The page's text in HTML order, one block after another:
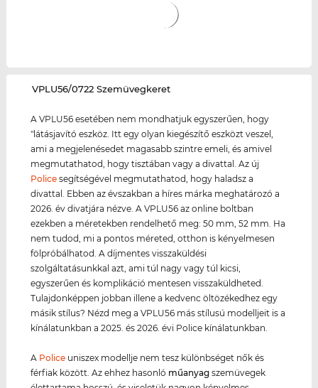
‌VPLU56/0722 Szemüvegkeret
A VPLU56 esetében nem mondhatjuk egyszerűen, hogy
"látásjavító eszköz. Itt egy olyan kiegészítő eszközt veszel,
ami a megjelenésedet magasabb szintre emeli, és amivel
megmutathatod, hogy tisztában vagy a divattal. Az új
Police segítségével megmutathatod, hogy haladsz a
divattal. Ebben az évszakban a híres márka meghatározó a
2026. év divatjára nézve. A VPLU56 az online boltban
ezekben a méretekben rendelhető meg: 50 mm, 52 mm. Ha
nem tudod, mi a pontos méreted, otthon is kényelmesen
fölpróbálhatod. A díjmentes visszaküldési
szolgáltatásunkkal azt, ami túl nagy vagy túl kicsi,
egyszerűen és komplikáció mentesen visszaküldheted.
Tulajdonképpen jobban illene a kedvenc öltözékedhez egy
másik stílus? Nézd meg a VPLU56 más stílusú modelljeit is a
kínálatunkban a 2025. és 2026. évi Police kínálatunkban.
A Police uniszex modellje nem tesz különbséget nők és
férfiak között. Az ehhez hasonló műanyag szemüvegek